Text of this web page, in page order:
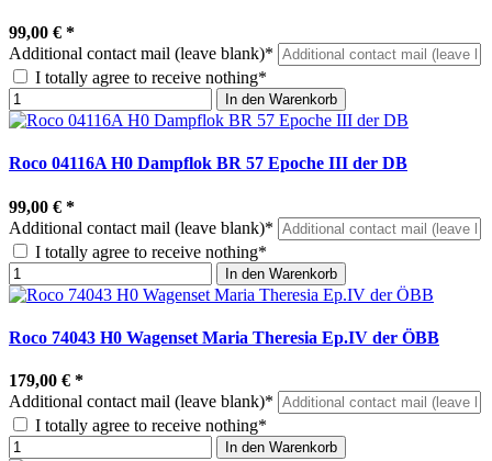
99,00 € *
Additional contact mail (leave blank)*
I totally agree to receive nothing*
In den Warenkorb
Roco 04116A H0 Dampflok BR 57 Epoche III der DB
99,00 € *
Additional contact mail (leave blank)*
I totally agree to receive nothing*
In den Warenkorb
Roco 74043 H0 Wagenset Maria Theresia Ep.IV der ÖBB
179,00 € *
Additional contact mail (leave blank)*
I totally agree to receive nothing*
In den Warenkorb